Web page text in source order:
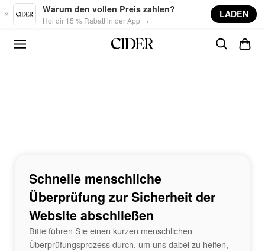
Skip to main content
Warum den vollen Preis zahlen?
Hol dir 15 % Rabatt in der App →
LADEN
Schnelle menschliche
Überprüfung zur Sicherheit der
Website abschließen
Bitte führen Sie einen kurzen menschlichen
Überprüfungsprozess durch, um uns dabei zu helfen,